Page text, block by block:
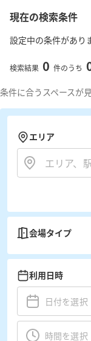
現在の検索条件
設定中の条件があり
検索結果 0 件のうち
条件に合うスペースが
エリア
会場タイプ
利用日時